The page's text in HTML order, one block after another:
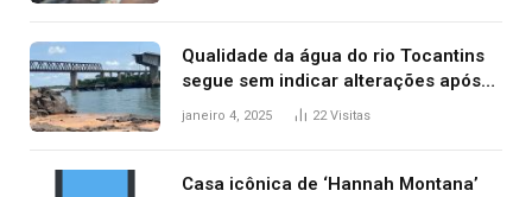
Qualidade da água do rio Tocantins
segue sem indicar alterações após
desabamento da ponte entre MA e
janeiro 4, 2025 22Visitas
Casa icônica de ‘Hannah Montana’